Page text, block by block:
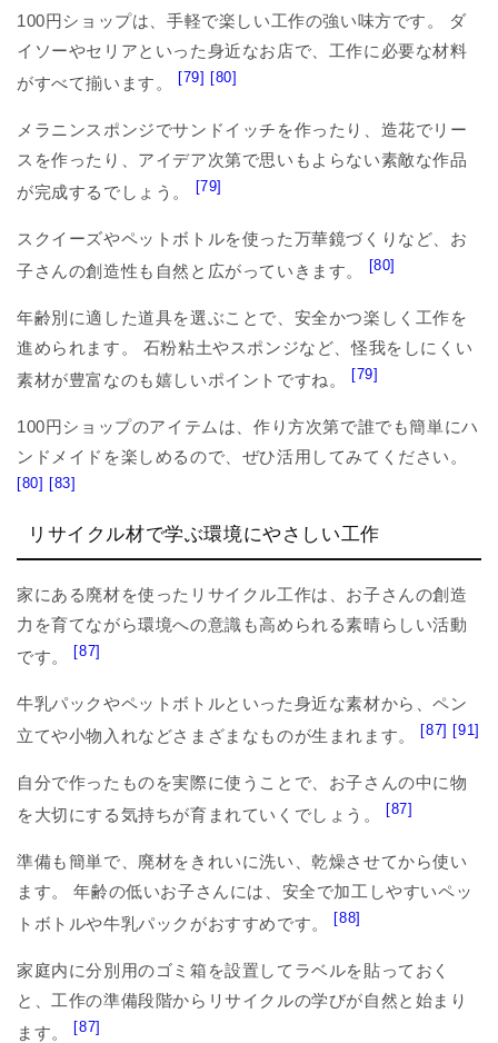
100円ショップは、手軽で楽しい工作の強い味方です。 ダ
イソーやセリアといった身近なお店で、工作に必要な材料
がすべて揃います。
[79] [80]
メラニンスポンジでサンドイッチを作ったり、造花でリー
スを作ったり、アイデア次第で思いもよらない素敵な作品
が完成するでしょう。
[79]
スクイーズやペットボトルを使った万華鏡づくりなど、お
子さんの創造性も自然と広がっていきます。
[80]
年齢別に適した道具を選ぶことで、安全かつ楽しく工作を
進められます。 石粉粘土やスポンジなど、怪我をしにくい
素材が豊富なのも嬉しいポイントですね。
[79]
100円ショップのアイテムは、作り方次第で誰でも簡単にハ
ンドメイドを楽しめるので、ぜひ活用してみてください。
[80] [83]
リサイクル材で学ぶ環境にやさしい工作
家にある廃材を使ったリサイクル工作は、お子さんの創造
力を育てながら環境への意識も高められる素晴らしい活動
です。
[87]
牛乳パックやペットボトルといった身近な素材から、ペン
立てや小物入れなどさまざまなものが生まれます。
[87] [91]
自分で作ったものを実際に使うことで、お子さんの中に物
を大切にする気持ちが育まれていくでしょう。
[87]
準備も簡単で、廃材をきれいに洗い、乾燥させてから使い
ます。 年齢の低いお子さんには、安全で加工しやすいペッ
トボトルや牛乳パックがおすすめです。
[88]
家庭内に分別用のゴミ箱を設置してラベルを貼っておく
と、工作の準備段階からリサイクルの学びが自然と始まり
ます。
[87]